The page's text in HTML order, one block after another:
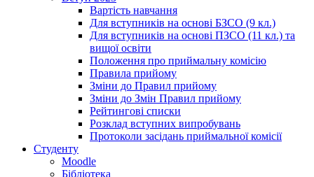
Вартість навчання
Для вступників на основі БЗСО (9 кл.)
Для вступників на основі ПЗСО (11 кл.) та
вищої освіти
Положення про приймальну комісію
Правила прийому
Зміни до Правил прийому
Зміни до Змін Правил прийому
Рейтингові списки
Розклад вступних випробувань
Протоколи засідань приймальної комісії
Студенту
Moodle
Бібліотека